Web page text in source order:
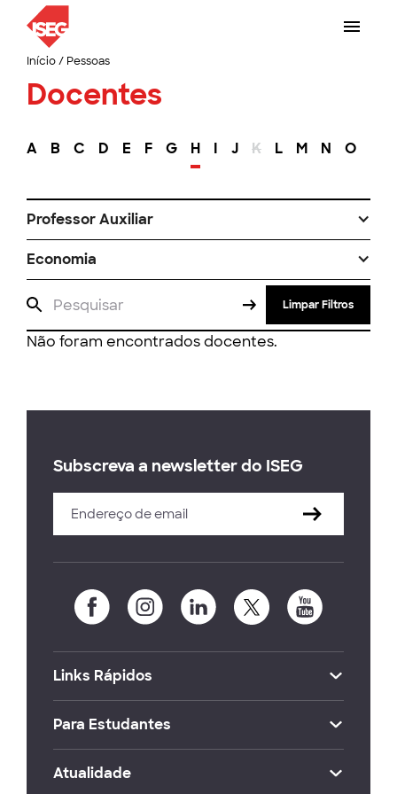
Início/ Pessoas
Docentes
A B C D E F G H I J K L M N O
Professor Auxiliar
Economia
Limpar Filtros
Não foram encontrados docentes.
Subscreva a newsletter do ISEG
Links Rápidos
Para Estudantes
Atualidade